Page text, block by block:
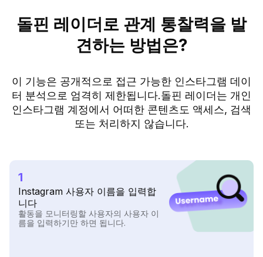
돌핀 레이더로 관계 통찰력을 발
견하는 방법은?
이 기능은 공개적으로 접근 가능한 인스타그램 데이
터 분석으로 엄격히 제한됩니다.돌핀 레이더는 개인
인스타그램 계정에서 어떠한 콘텐츠도 액세스, 검색
또는 처리하지 않습니다.
1
Instagram 사용자 이름을 입력합
니다
활동을 모니터링할 사용자의 사용자 이
름을 입력하기만 하면 됩니다.